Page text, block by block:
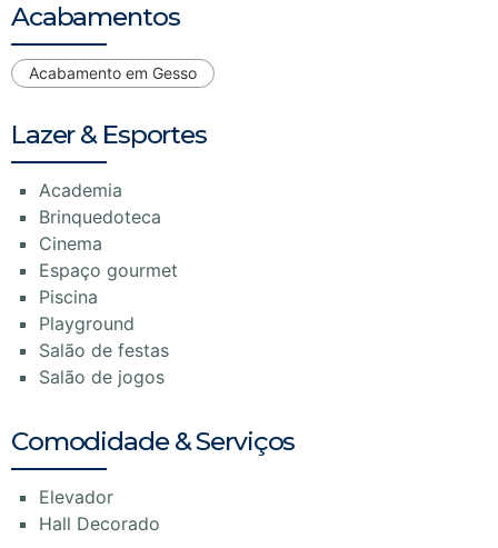
Acabamentos
Acabamento em Gesso
Lazer & Esportes
Academia
Brinquedoteca
Cinema
Espaço gourmet
Piscina
Playground
Salão de festas
Salão de jogos
Comodidade & Serviços
Elevador
Hall Decorado